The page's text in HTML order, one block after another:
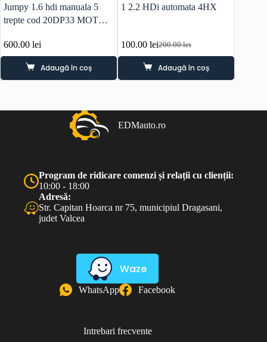
Jumpy 1.6 hdi manuala 5
trepte cod 20DP33 MOTOR
600.00 lei
Adaugă în coș
1 2.2 HDi automata 4HX
200.00lei
Prețul
a
fost:
100.00leiPrețul
este:
100.00 lei.
Adaugă în coș
EDMauto.ro
Program de ridicare comenzi și relații cu clienții:
10:00 - 18:00
Adresă:
Str. Capitan Hoarca nr 75, municipiul Dragasani,
judet Valcea
Waze
WhatsApp Facebook
Intrebari frecvente